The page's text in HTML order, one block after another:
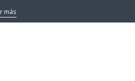
más
1KG
BEKRON